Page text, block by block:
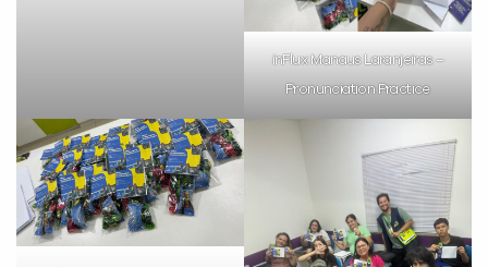
inFlux Manaus Laranjeiras –
Pronunciation Practice
VOLTAR